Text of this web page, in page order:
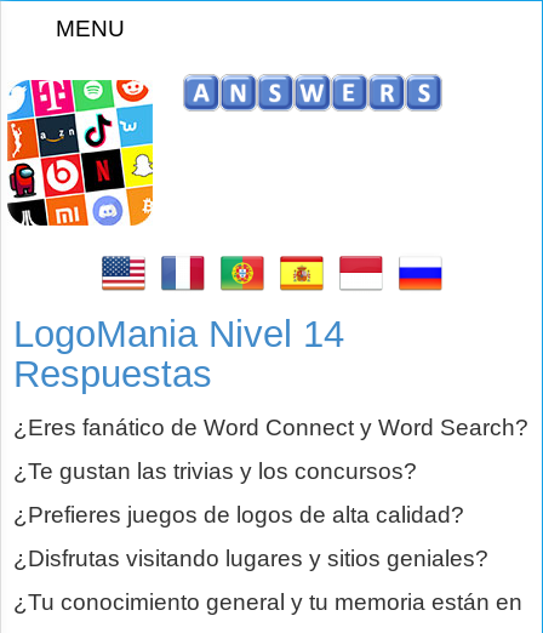
MENU
LogoMania Nivel 14
Respuestas
¿Eres fanático de Word Connect y Word Search?
¿Te gustan las trivias y los concursos?
¿Prefieres juegos de logos de alta calidad?
¿Disfrutas visitando lugares y sitios geniales?
¿Tu conocimiento general y tu memoria están en